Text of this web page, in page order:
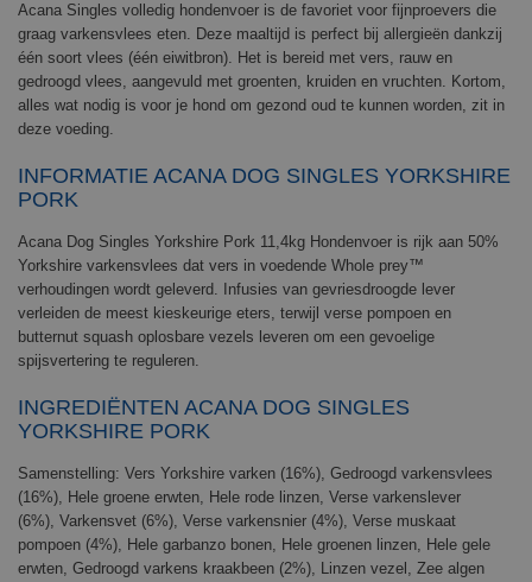
Acana Singles volledig hondenvoer is de favoriet voor fijnproevers die
graag varkensvlees eten. Deze maaltijd is perfect bij allergieën dankzij
één soort vlees (één eiwitbron). Het is bereid met vers, rauw en
gedroogd vlees, aangevuld met groenten, kruiden en vruchten. Kortom,
alles wat nodig is voor je hond om gezond oud te kunnen worden, zit in
deze voeding.
INFORMATIE ACANA DOG SINGLES YORKSHIRE
PORK
Acana Dog Singles Yorkshire Pork 11,4kg Hondenvoer is rijk aan 50%
Yorkshire varkensvlees dat vers in voedende Whole prey™
verhoudingen wordt geleverd. Infusies van gevriesdroogde lever
verleiden de meest kieskeurige eters, terwijl verse pompoen en
butternut squash oplosbare vezels leveren om een gevoelige
spijsvertering te reguleren.
INGREDIËNTEN ACANA DOG SINGLES
YORKSHIRE PORK
Samenstelling: Vers Yorkshire varken (16%), Gedroogd varkensvlees
(16%), Hele groene erwten, Hele rode linzen, Verse varkenslever
(6%), Varkensvet (6%), Verse varkensnier (4%), Verse muskaat
pompoen (4%), Hele garbanzo bonen, Hele groenen linzen, Hele gele
erwten, Gedroogd varkens kraakbeen (2%), Linzen vezel, Zee algen